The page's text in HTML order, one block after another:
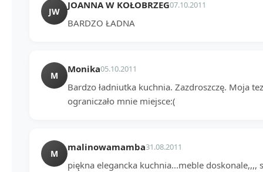
JW
JOANNA W KOŁOBRZEG07.10.2011
BARDZO ŁADNA
M
Monika05.10.2011
Bardzo ładniutka kuchnia. Zazdroszczę. Moja
ograniczało mnie miejsce:(
M
malinowamamba31.08.2011
piękna elegancka kuchnia...meble